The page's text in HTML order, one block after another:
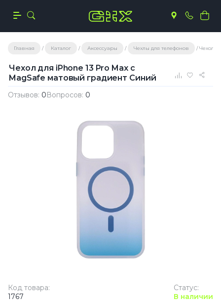
Главная Каталог Аксессуары Чехлы для телефонов Чехол
Чехол для iPhone 13 Pro Max с
MagSafe матовый градиент Синий
Отзывов: 0Вопросов: 0
Статус:
В наличии
Код товара:
1767